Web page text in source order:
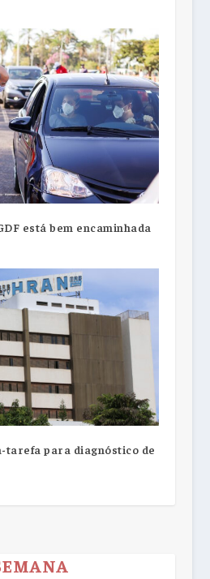
está bem encaminhada
tarefa para diagnóstico de